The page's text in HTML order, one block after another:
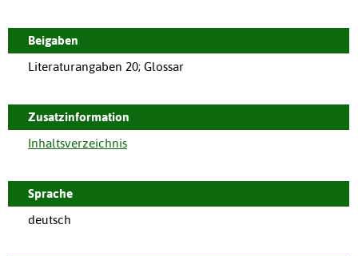
Beigaben
Literaturangaben 20; Glossar
Zusatzinformation
Inhaltsverzeichnis
Sprache
deutsch